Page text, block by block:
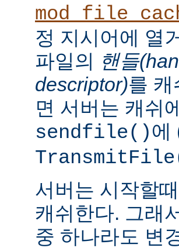
정 지시어에 열
파일의 핸들
descriptor)를
면 서버는 캐쉬
sendfile()에
서버는 시작할
캐쉬한다. 그래
중 하나라도 변